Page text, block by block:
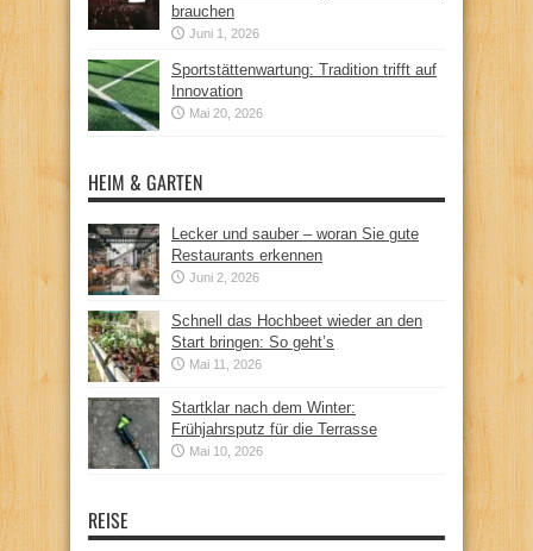
brauchen
Juni 1, 2026
Sportstättenwartung: Tradition trifft auf
Innovation
Mai 20, 2026
HEIM & GARTEN
Lecker und sauber – woran Sie gute
Restaurants erkennen
Juni 2, 2026
Schnell das Hochbeet wieder an den
Start bringen: So geht’s
Mai 11, 2026
Startklar nach dem Winter:
Frühjahrsputz für die Terrasse
Mai 10, 2026
REISE